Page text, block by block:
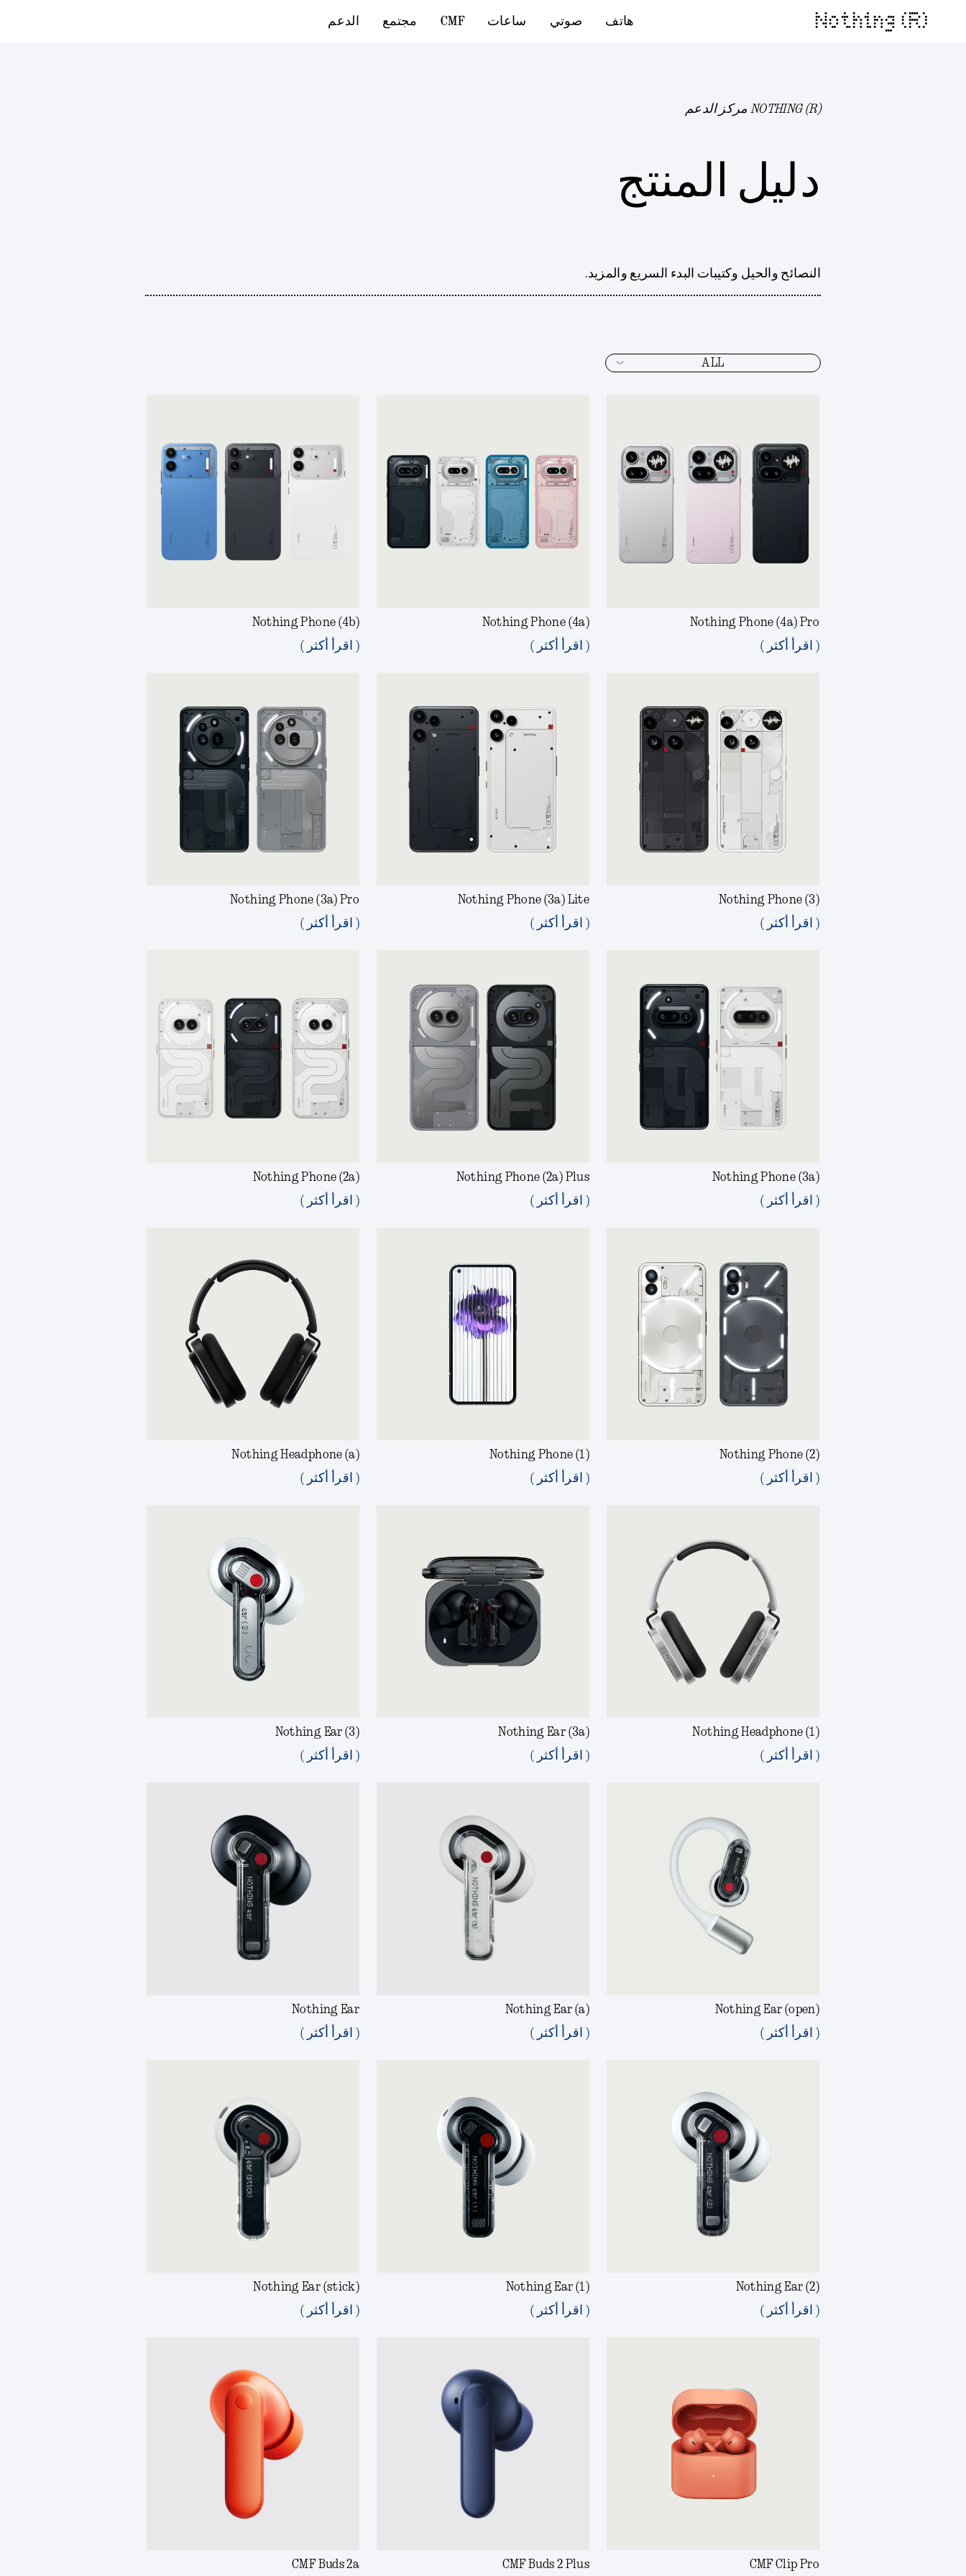
Nothing (R) هاتف صوتي ساعات CMF مجتمع الدعم
NOTHING (R) مركز الدعم
دليل المنتج
النصائح والحيل وكتيبات البدء السريع والمزيد.
ALL
Nothing Phone (4a) Pro
( اقرأ أكثر )
Nothing Phone (4a)
( اقرأ أكثر )
Nothing Phone (4b)
( اقرأ أكثر )
Nothing Phone (3)
( اقرأ أكثر )
Nothing Phone (3a) Lite
( اقرأ أكثر )
Nothing Phone (3a) Pro
( اقرأ أكثر )
Nothing Phone (3a)
( اقرأ أكثر )
Nothing Phone (2a) Plus
( اقرأ أكثر )
Nothing Phone (2a)
( اقرأ أكثر )
Nothing Phone (2)
( اقرأ أكثر )
Nothing Phone (1)
( اقرأ أكثر )
Nothing Headphone (a)
( اقرأ أكثر )
Nothing Headphone (1)
( اقرأ أكثر )
Nothing Ear (3a)
( اقرأ أكثر )
Nothing Ear (3)
( اقرأ أكثر )
Nothing Ear (open)
( اقرأ أكثر )
Nothing Ear (a)
( اقرأ أكثر )
Nothing Ear
( اقرأ أكثر )
Nothing Ear (2)
( اقرأ أكثر )
Nothing Ear (1)
( اقرأ أكثر )
Nothing Ear (stick)
( اقرأ أكثر )
CMF Clip Pro
CMF Buds 2 Plus
CMF Buds 2a